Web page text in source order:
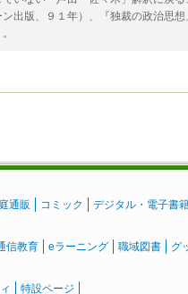
出版、９１年）、『独裁の政治思
通販 コミック デジタル・電子書
信教育 eラーニング 職域図書 グ
特設ページ